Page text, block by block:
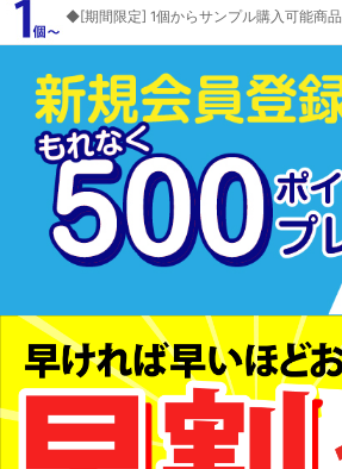
◆[期間限定] 1個からサンプル購入可能商品